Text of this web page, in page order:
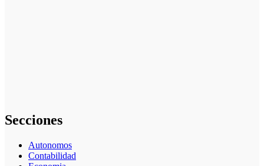
Secciones
Autonomos
Contabilidad